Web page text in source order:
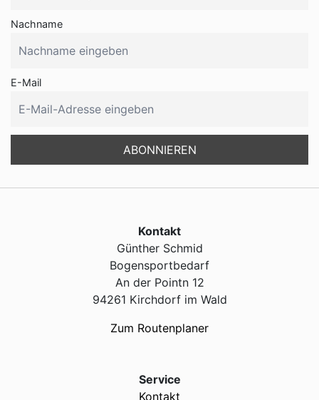
Nachname
E-Mail
Kontakt
Günther Schmid
Bogensportbedarf
An der Pointn 12
94261 Kirchdorf im Wald
Zum Routenplaner
Service
Kontakt